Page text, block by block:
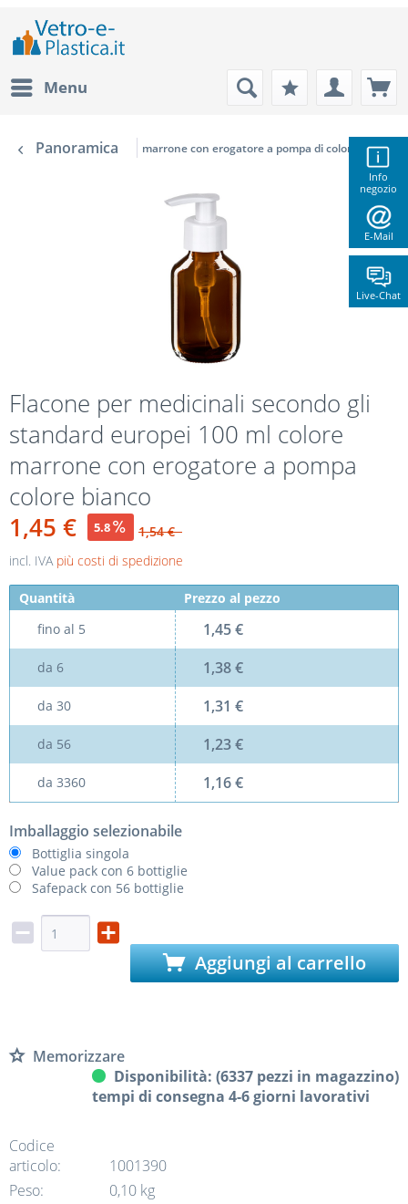
Info
negozio
E-Mail
Live-Chat
Menu
Panoramica marrone con erogatore a pompa di colore bianco
Flacone per medicinali secondo gli
standard europei 100 ml colore
marrone con erogatore a pompa
colore bianco
1,45 €
5.8
1,54 €
incl. IVA più costi di spedizione
Quantità
Prezzo al pezzo
fino al 5 1,45 €
da 6 1,38 €
da 30 1,31 €
da 56 1,23 €
da 3360 1,16 €
Imballaggio selezionabile
Bottiglia singola
Value pack con 6 bottiglie
Safepack con 56 bottiglie
Aggiungi al carrello
Memorizzare
Disponibilità: (6337 pezzi in magazzino)
tempi di consegna 4-6 giorni lavorativi
Codice
articolo:
1001390
Peso:
0,10 kg